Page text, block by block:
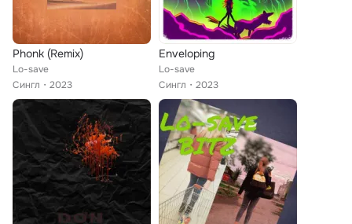
Phonk (Remix)
Lo-save
Сингл
2023
Enveloping
Lo-save
Сингл
2023